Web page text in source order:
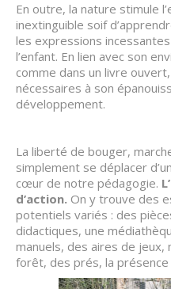
En outre, la nature stimule
inextinguible soif
les expressions
l’enfant. En lien avec son
comme dans un livre
nécessaires à son
développement.
La liberté de bouger,
simplement se déplacer
cœur de notre pédagogie.
d’action. On y trouve des
potentiels variés : des
didactiques, une
manuels, des aires de jeux,
forêt, des prés, la